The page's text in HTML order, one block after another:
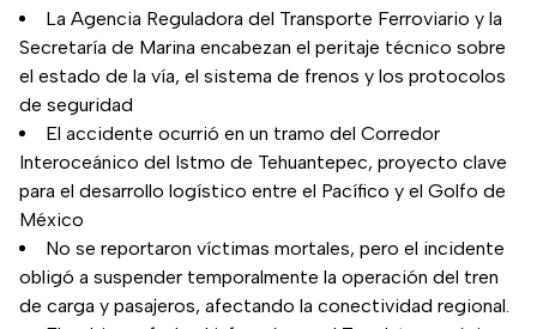
La Agencia Reguladora del Transporte Ferroviario y la
Secretaría de Marina encabezan el peritaje técnico sobre
el estado de la vía, el sistema de frenos y los protocolos
de seguridad
El accidente ocurrió en un tramo del Corredor
Interoceánico del Istmo de Tehuantepec, proyecto clave
para el desarrollo logístico entre el Pacífico y el Golfo de
México
No se reportaron víctimas mortales, pero el incidente
obligó a suspender temporalmente la operación del tren
de carga y pasajeros, afectando la conectividad regional.